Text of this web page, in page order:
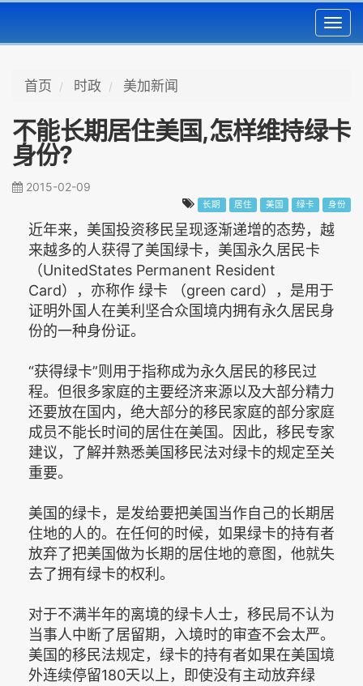
首页 时政 美加新闻
不能长期居住美国,怎样维持绿卡
身份?
2015-02-09
长期 居住 美国 绿卡 身份
近年来，美国投资移民呈现逐渐递增的态势，越
来越多的人获得了美国绿卡，美国永久居民卡
（UnitedStates Permanent Resident
Card），亦称作 绿卡 （green card），是用于
证明外国人在美利坚合众国境内拥有永久居民身
份的一种身份证。
“获得绿卡”则用于指称成为永久居民的移民过
程。但很多家庭的主要经济来源以及大部分精力
还要放在国内，绝大部分的移民家庭的部分家庭
成员不能长时间的居住在美国。因此，移民专家
建议，了解并熟悉美国移民法对绿卡的规定至关
重要。
美国的绿卡，是发给要把美国当作自己的长期居
住地的人的。在任何的时候，如果绿卡的持有者
放弃了把美国做为长期的居住地的意图，他就失
去了拥有绿卡的权利。
对于不满半年的离境的绿卡人士，移民局不认为
当事人中断了居留期，入境时的审查不会太严。
美国的移民法规定，绿卡的持有者如果在美国境
外连续停留180天以上，即使没有主动放弃绿